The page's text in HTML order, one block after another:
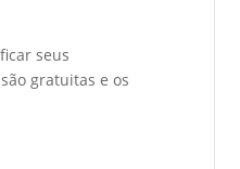
seus
gratuitas e os